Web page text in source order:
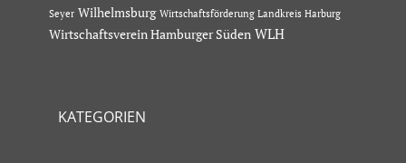
Seyer Wilhelmsburg Wirtschaftsförderung Landkreis Harburg
Wirtschaftsverein Hamburger Süden WLH
KATEGORIEN